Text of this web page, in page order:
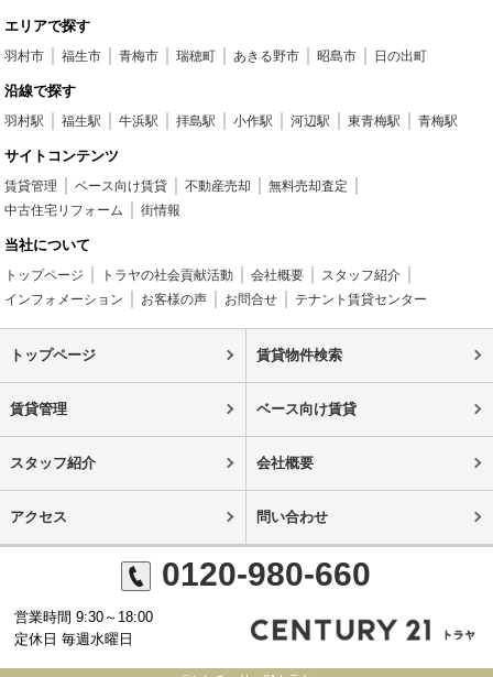
エリアで探す
羽村市 福生市 青梅市 瑞穂町 あきる野市 昭島市 日の出町
沿線で探す
羽村駅 福生駅 牛浜駅 拝島駅 小作駅 河辺駅 東青梅駅 青梅駅
サイトコンテンツ
賃貸管理 ベース向け賃貸 不動産売却
無料売却査定
中古住宅リフォーム
街情報
当社について
トップページ トラヤの社会貢献活動 会社概要
スタッフ紹介
インフォメーション
お客様の声 お問合せ テナント賃貸センター
トップページ 賃貸物件検索
賃貸管理 ベース向け賃貸
スタッフ紹介 会社概要
アクセス 問い合わせ
0120-980-660
営業時間 9:30～18:00
定休日 毎週水曜日